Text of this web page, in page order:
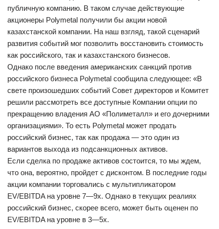
публичную компанию. В таком случае действующие
акционеры Polymetal получили бы акции новой
казахстанской компании. На наш взгляд, такой сценарий
развития событий мог позволить восстановить стоимость
как российского, так и казахстанского бизнесов.
Однако после введения американских санкций против
российского бизнеса Polymetal сообщила следующее: «В
свете произошедших событий Совет директоров и Комитет
решили рассмотреть все доступные Компании опции по
прекращению владения АО «Полиметалл» и его дочерними
организациями». То есть Polymetal может продать
российский бизнес, так как продажа — это один из
вариантов выхода из подсанкционных активов.
Если сделка по продаже активов состоится, то мы ждем,
что она, вероятно, пройдет с дисконтом. В последние годы
акции компании торговались с мультипликатором
EV/EBITDA на уровне 7—9x. Однако в текущих реалиях
российский бизнес, скорее всего, может быть оценен по
EV/EBITDA на уровне в 3—5x.